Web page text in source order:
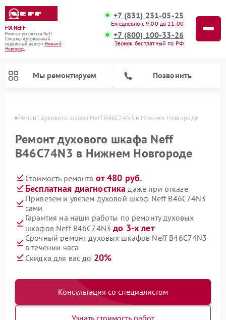
FIX-NEFF
Ремонт устройств Neff
Специализированный
cервисный центр г.Нижний
Новгород
+7 (831) 231-05-25
Ежедневно с 9:00 до 21:00
+7 (800) 100-33-26
Звонок бесплатный по РФ
Мы ремонтируем Позвонить
Ремонт духового шкафа Neff B46C74N3 в Нижнем Новгороде
Ремонт духового шкафа Neff
B46C74N3 в Нижнем Новгороде
Стоимость ремонта от 480 руб.
Бесплатная диагностика даже при отказе
Привезем и увезем духовой шкаф Neff B46C74N3
сами
Гарантия на наши работы по ремонту духовых
шкафов Neff B46C74N3до 3-х лет
Срочный ремонт духовых шкафов Neff B46C74N3
в течении часа
Скидка для вас до 20%
Консультация со специалистом
Узнать стоимость работ